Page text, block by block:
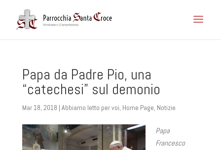
Papa da Padre Pio, una
“catechesi” sul demonio
Mar 18, 2018 | Abbiamo letto per voi, Home Page, Notizie
Papa
Francesco